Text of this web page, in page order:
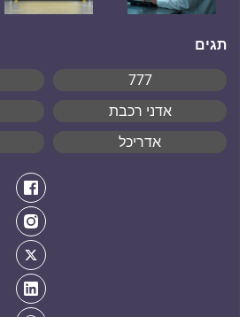
תגים
777
אדני רכבת
אדריכל